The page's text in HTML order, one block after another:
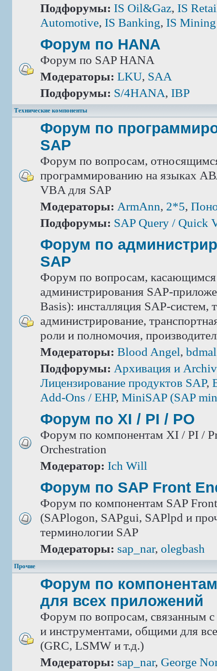
Подфорумы: IS Oil&Gaz, IS
Automotive, IS Banking, IS Mining
Форум по HANA
Форум по SAP HANA
Модераторы: LKU, SAA
Подфорумы: S/4HANA, IBP
Технические компоненты
Форум по
SAP
Форум по вопросам,
программированию на языках
VBA для SAP
Модераторы: ArmAnn, 2*5,
Подфорумы: SAP Query / Quick
Форум по
SAP
Форум по вопросам, касающимся
администрирования SAP-
Basis): инсталляция SAP-систем,
администрирование,
роли и полномочия,
Модераторы: Blood Angel,
Подфорумы: Архивация и
Лицензирование продуктов SAP,
Add-Ons / ЕНР, MiniSAP (SAP
Форум по XI / PI / РО
Форум по компонентам XI / PI /
Orchestration
Модератор: Ich Will
Форум по SAP Front
Форум по компонентам SAP
(SAPlogon, SAPgui, SAPlpd и
терминологии SAP
Модераторы: sap_nar, olegbash
Прочие
Форум по
для всех приложений
Форум по вопросам, связанным
и инструментами, общими для
(GRC, LSMW и т.д.)
Модераторы: sap_nar, George